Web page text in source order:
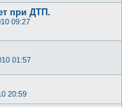
при ДТП.
09:27
01:57
20:59